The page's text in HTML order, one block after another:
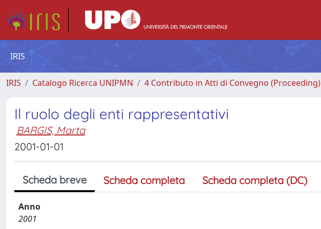
IRIS
IRIS Catalogo Ricerca UNIPMN 4 Contributo in Atti di Convegno (Proceeding)
Il ruolo degli enti rappresentativi
BARGIS, Marta
2001-01-01
Scheda breve Scheda completa Scheda completa (DC)
Anno
2001